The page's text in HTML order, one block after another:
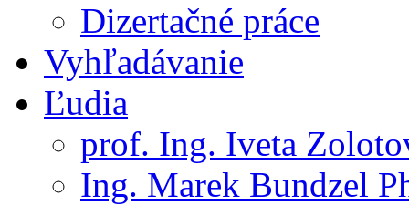
Dizertačné práce
Vyhľadávanie
Ľudia
prof. Ing. Iveta
Ing. Marek Bundzel